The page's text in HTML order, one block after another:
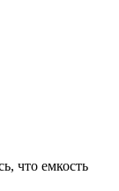
что емкость